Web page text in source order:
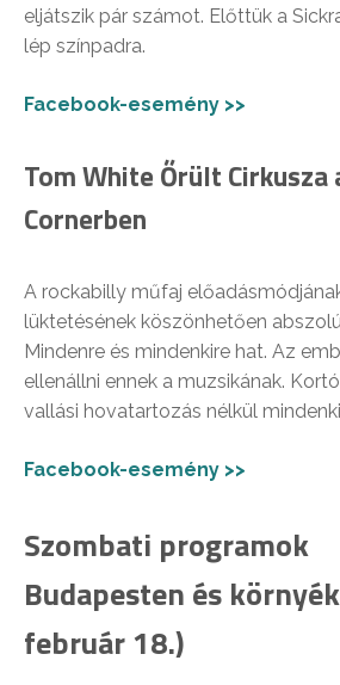
eljátszik pár számot. Előttük a
lép színpadra.
Facebook-esemény >>
Tom White Őrült Cirkusza
Cornerben
A rockabilly műfaj
lüktetésének köszönhetően
Mindenre és mindenkire hat. Az
ellenállni ennek a muzsikának.
vallási hovatartozás nélkül
Facebook-esemény >>
Szombati programok
Budapesten és
február 18.)